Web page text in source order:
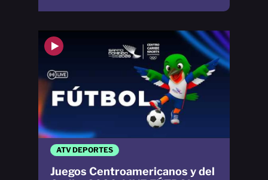
ATV DEPORTES
Juegos Centroamericanos y del